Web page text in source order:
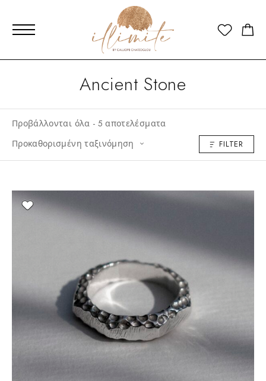
Ancient Stone
Προβάλλονται όλα - 5 αποτελέσματα
Προκαθορισμένη ταξινόμηση
FILTER